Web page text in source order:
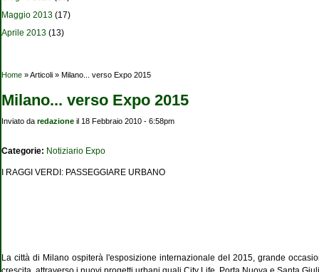
Maggio 2013 (17)
Aprile 2013 (13)
Tu sei qui
Home » Articoli » Milano... verso Expo 2015
Milano... verso Expo 2015
Inviato da redazione il 18 Febbraio 2010 - 6:58pm
Categorie: Notiziario Expo
I RAGGI VERDI: PASSEGGIARE URBANO
La città di Milano ospiterà l'esposizione internazionale deI 2015, grande